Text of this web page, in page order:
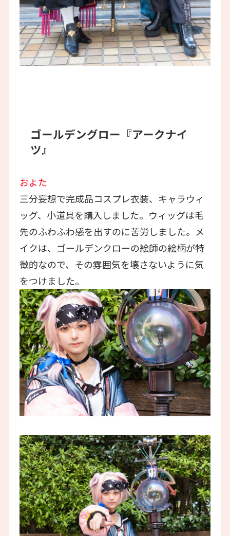
ゴールデングロー『アークナイ
ツ』
およた
三分妄想で完成品コスプレ衣装、キャラウィ
ッグ、小道具を購入しました。ウィッグは毛
先のふわふわ感を出すのに苦労しました。メ
イクは、ゴールデンクローの絵師の絵柄が特
徴的なので、その雰囲気を壊さないように気
をつけました。